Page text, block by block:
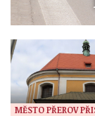
MĚSTO PŘEROV